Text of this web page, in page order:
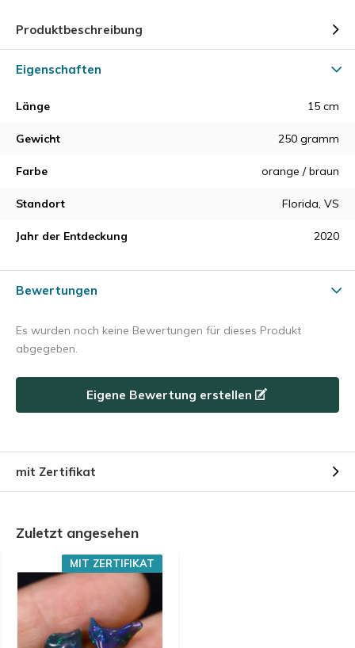
Produktbeschreibung
Eigenschaften
Länge 15 cm
Gewicht 250 gramm
Farbe orange / braun
Standort Florida, VS
Jahr der Entdeckung 2020
Bewertungen
Es wurden noch keine Bewertungen für dieses Produkt
abgegeben.
Eigene Bewertung erstellen
mit Zertifikat
Zuletzt angesehen
MIT ZERTIFIKAT